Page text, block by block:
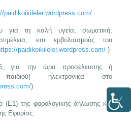
paidikoikileler.wordpress.com/
για τη καλή υγεία, σωματική,
και εμβολιασμούς του
paidikoikileler.wordpress.com/)
για την ώρα προσέλευσης ή
ηλεκτρονικά στο
)
(Ε1) της φορολογικής δήλωσης και
Εφορίας.